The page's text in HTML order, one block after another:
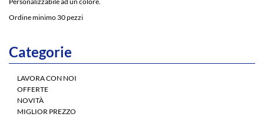
Ordine minimo 30 pezzi
Categorie
LAVORA CON NOI
OFFERTE
NOVITÀ
MIGLIOR PREZZO